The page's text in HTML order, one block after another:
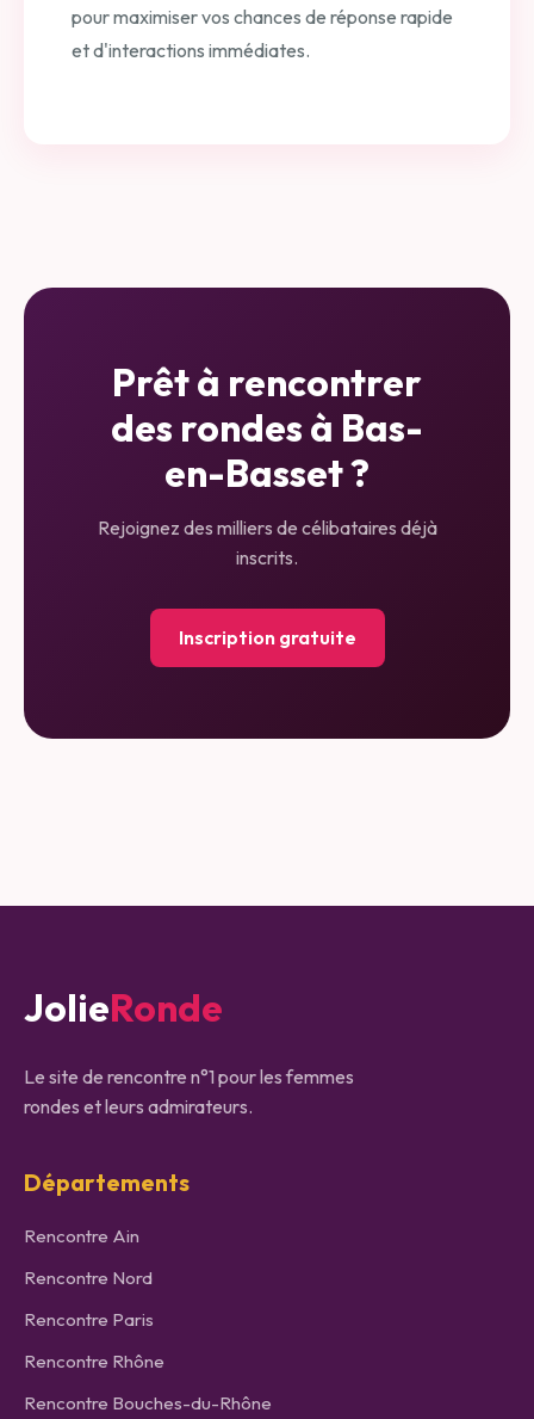
pour maximiser vos chances de réponse rapide
et d'interactions immédiates.
Prêt à rencontrer
des rondes à Bas-
en-Basset?
Rejoignez des milliers de célibataires déjà
inscrits.
Inscription gratuite
JolieRonde
Le site de rencontre n°1 pour les femmes
rondes et leurs admirateurs.
Départements
Rencontre Ain
Rencontre Nord
Rencontre Paris
Rencontre Rhône
Rencontre Bouches-du-Rhône